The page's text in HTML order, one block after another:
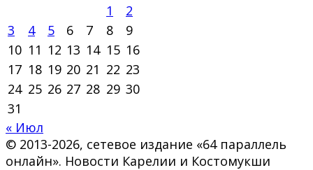
1
2
3
4 5 6 7 8
9
10 11 12 13 14 15 16
17 18 19 20 21 22 23
24 25 26 27 28 29 30
31
« Июл
© 2013-2026, сетевое издание «64 параллель
онлайн». Новости Карелии и Костомукши